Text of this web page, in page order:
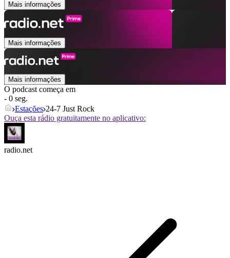
Mais informações
Mais informações
Mais informações
O podcast começa em
- 0 seg.
Estações 24-7 Just Rock
Ouça esta rádio gratuitamente no aplicativo:
radio.net